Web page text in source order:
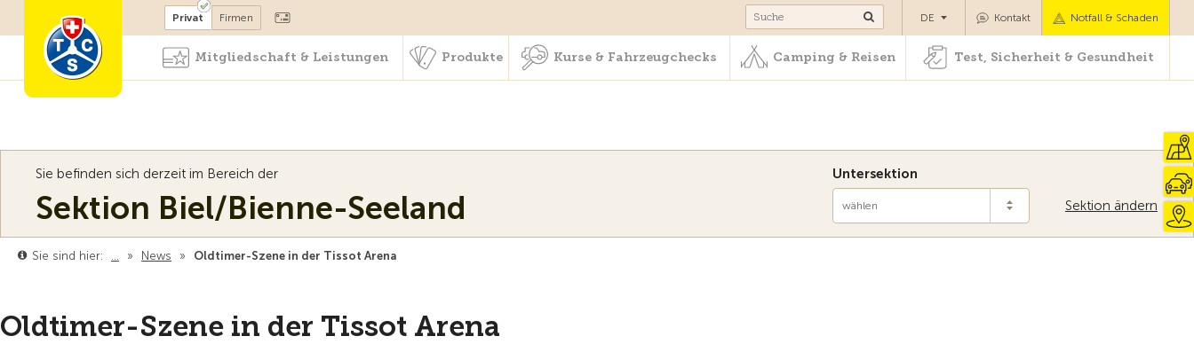
Mitglied werden Kurse & Fahrzeugchecks Camping & Reisen Test, Sicherheit & Gesundheit
Privat Firmen Kontakt Notfall & Schaden
DE
Mitgliedschaft & Leistungen Produkte Kurse & Fahrzeugchecks Camping & Reisen Test, Sicherheit & Gesundheit
Sie befinden sich derzeit im Bereich der
Sektion Biel/Bienne-Seeland Sektion ändern
Untersektion
wählen
Sie sind hier: … » News » Oldtimer-Szene in der Tissot Arena
Oldtimer-Szene in der Tissot Arena